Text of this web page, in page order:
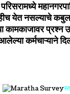
येत नसल्याचे
कामकाजावर
कर्मचाऱ्याने